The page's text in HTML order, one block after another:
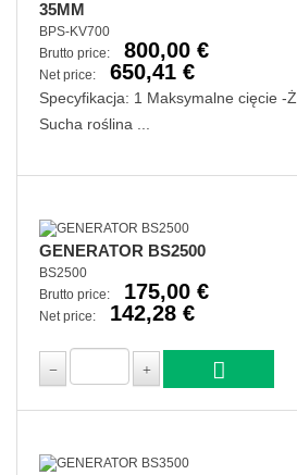
35MM
BPS-KV700
Brutto price:
800,00 €
Net price: 650,41 €
Specyfikacja: 1 Maksymalne cięcie -
Sucha roślina ...
GENERATOR BS2500
BS2500
Brutto price:
175,00 €
Net price: 142,28 €